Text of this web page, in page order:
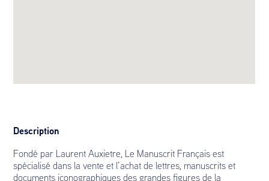
Description
Fondé par Laurent Auxietre, Le Manuscrit Français est
spécialisé dans la vente et l’achat de lettres, manuscrits et
documents iconographiques des grandes figures de la